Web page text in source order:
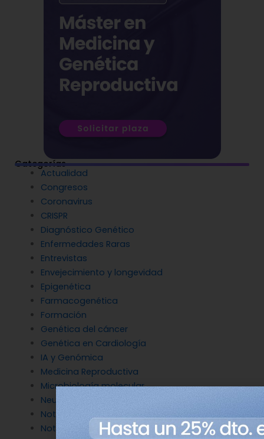
Categorías
Actualidad
Congresos
Coronavirus
CRISPR
Diagnóstico Genético
Enfermedades Raras
Entrevistas
Envejecimiento y longevidad
Epigenética
Farmacogenética
Formación
Genética del cáncer
Genética en Cardiología
IA y Genómica
Medicina Reproductiva
Microbiología molecular
Neurociencia
Noticias de Genotipia
Noticias de investigación